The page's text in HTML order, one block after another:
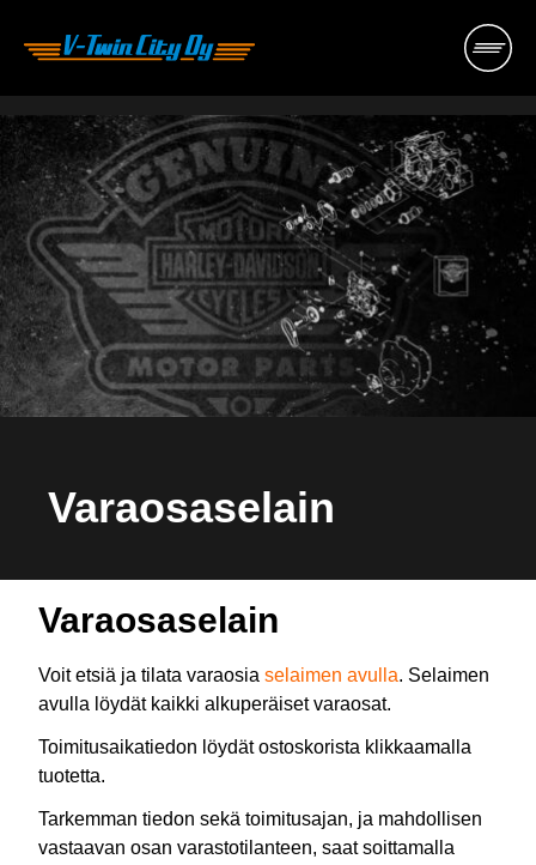
sisältöön
Varaosaselain
Varaosaselain
Voit etsiä ja tilata varaosia selaimen avulla. Selaimen
avulla löydät kaikki alkuperäiset varaosat.
Toimitusaikatiedon löydät ostoskorista klikkaamalla
tuotetta.
Tarkemman tiedon sekä toimitusajan, ja mahdollisen
vastaavan osan varastotilanteen, saat soittamalla